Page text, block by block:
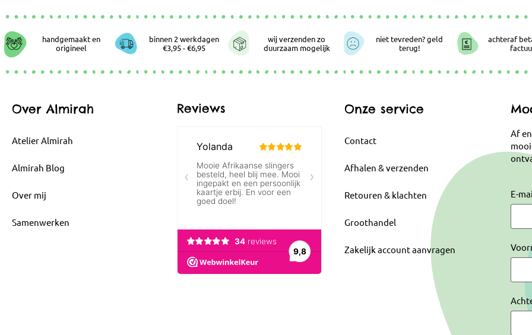
handgemaakt en
origineel
binnen 2 werkdagen
€3,95 - €6,95
wij verzenden zo
duurzaam mogelijk
niet tevreden? geld
terug!
achteraf
Over Almirah
Atelier Almirah
Almirah Blog
Over mij
Samenwerken
Reviews Onze service
Contact
Afhalen & verzenden
Retouren & klachten
Groothandel
Zakelijk account aanvragen
Af
E-